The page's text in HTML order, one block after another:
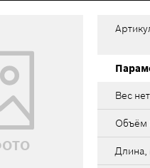
Вес
Объём